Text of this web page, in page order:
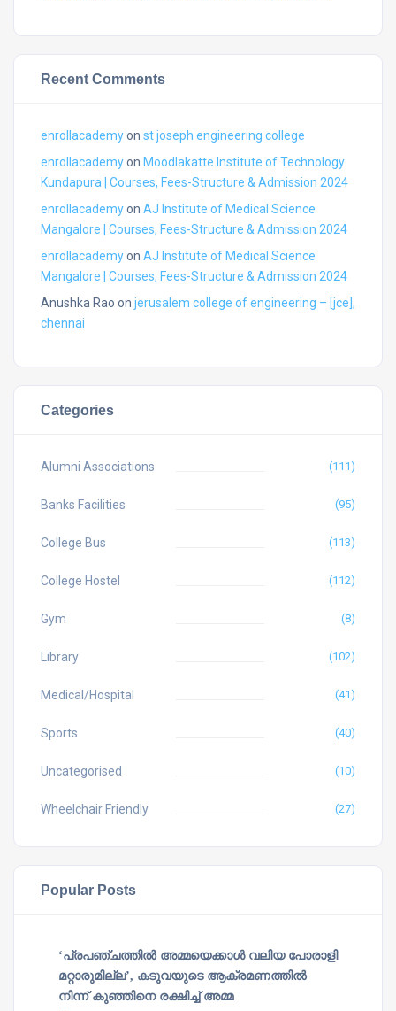
Recent Comments
enrollacademyon st joseph engineering college
enrollacademyon Moodlakatte Institute of Technology
Kundapura | Courses, Fees-Structure & Admission 2024
enrollacademyon AJ Institute of Medical Science
Mangalore | Courses, Fees-Structure & Admission 2024
enrollacademyon AJ Institute of Medical Science
Mangalore | Courses, Fees-Structure & Admission 2024
Anushka Rao on jerusalem college of engineering – [jce],
chennai
Categories
Alumni Associations (111)
Banks Facilities (95)
College Bus (113)
College Hostel (112)
Gym (8)
Library (102)
Medical/Hospital (41)
Sports (40)
Uncategorised (10)
Wheelchair Friendly (27)
Popular Posts
‘പ്രപഞ്ചത്തില്‍ അമ്മയെക്കാള്‍ വലിയ പോരാളി
മറ്റാരുമില്ല’, കടുവയുടെ ആക്രമണത്തില്‍
നിന്ന് കുഞ്ഞിനെ രക്ഷിച്ച് അമ്മ